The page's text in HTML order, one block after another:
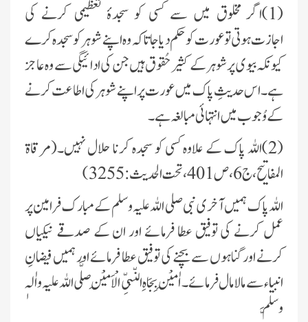
(1)اگر مخلوق میں سے کسی کو سجدۂ تعظیمی کرنے کی
اجازت ہوتی تو عورت کو حکم دیا جاتا کہ وہ اپنے شوہر کو سجدہ کرے
کیونکہ بیوی پر شوہر کے کثیر حُقوق ہیں جن کی ادائیگی سے وہ عاجز
ہے۔ اس حدیثِ پاک میں عورت پر اپنے شوہر کی اطاعت کرنے
کے وُجوب میں انتہائی مبالغہ ہے۔
(2)اللہ پاک کے علاوہ کسی کو سجدہ کرنا حلال نہیں۔(مرقاۃ
المفاتیح،ج 6،ص401، تحت الحدیث:3255)
اللہ پاک ہمیں آخری نبیصلی اللہ علیہ وسلمکے مبارک فرامین پر
عمل کرنے کی توفیق عطا فرمائے اور ان کے صدقے نیکیاں
کرنے اور گناہوں سے بچنے کی توفیق عطا فرمائے اور ہمیں فیضانِ
انبیاء سے مالا مال فرمائے۔ اٰمِیْن بِجَاہِ النّبیِّ الْاَمِیْن صلَّی اللہ علیہ واٰلہٖ
وسلَّم